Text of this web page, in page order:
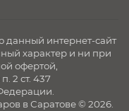
интернет-сайт
характер и ни при
офертой,
2 ст. 437
в Саратове © 2026.